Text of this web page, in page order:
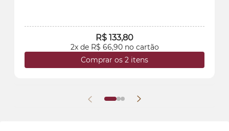
R$ 133,80
2x de R$ 66,90 no cartão
Comprar os 2 itens